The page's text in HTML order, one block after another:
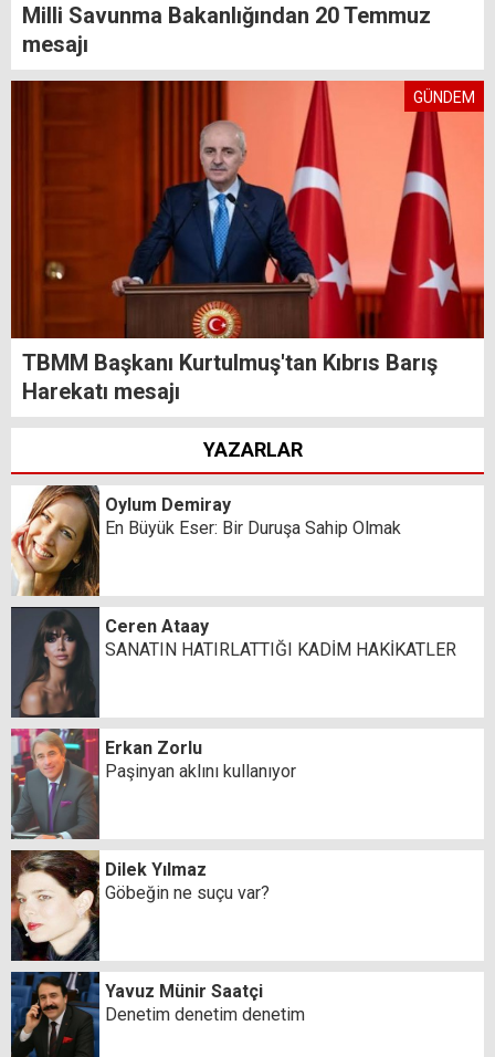
Milli Savunma Bakanlığından 20 Temmuz
mesajı
GÜNDEM
TBMM Başkanı Kurtulmuş'tan Kıbrıs Barış
Harekatı mesajı
YAZARLAR
Oylum Demiray
En Büyük Eser: Bir Duruşa Sahip Olmak
Ceren Ataay
SANATIN HATIRLATTIĞI KADİM HAKİKATLER
Erkan Zorlu
Paşinyan aklını kullanıyor
Dilek Yılmaz
Göbeğin ne suçu var?
Yavuz Münir Saatçi
Denetim denetim denetim